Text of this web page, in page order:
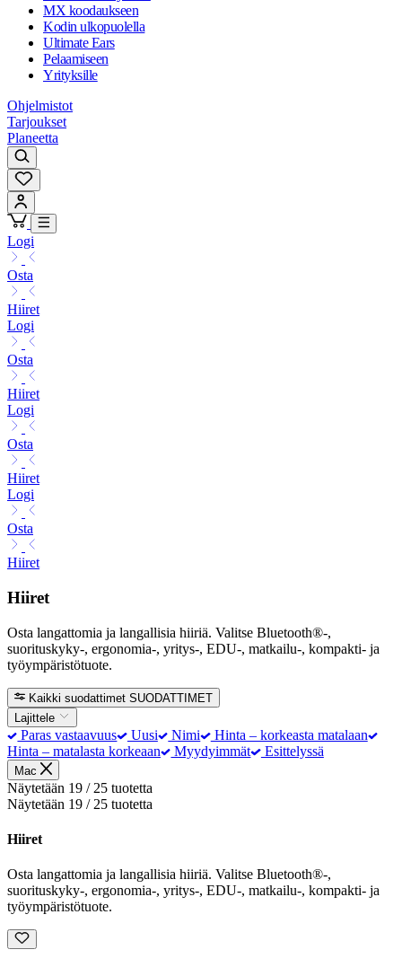
MX koodaukseen
Kodin ulkopuolella
Ultimate Ears
Pelaamiseen
Yrityksille
Ohjelmistot
Tarjoukset
Planeetta
Logi
Osta
Hiiret
Logi
Osta
Hiiret
Logi
Osta
Hiiret
Logi
Osta
Hiiret
Hiiret
Osta langattomia ja langallisia hiiriä. Valitse Bluetooth®-,
suorituskyky-, ergonomia-, yritys-, EDU-, matkailu-, kompakti- ja
työympäristötuote.
Kaikki suodattimet SUODATTIMET
Lajittele
Paras vastaavuus Uusi Nimi
Hinta – korkeasta matalaan
Hinta – matalasta korkeaan
Myydyimmät Esittelyssä
Mac
Näytetään 19 / 25 tuotetta
Näytetään 19 / 25 tuotetta
Hiiret
Osta langattomia ja langallisia hiiriä. Valitse Bluetooth®-,
suorituskyky-, ergonomia-, yritys-, EDU-, matkailu-, kompakti- ja
työympäristötuote.